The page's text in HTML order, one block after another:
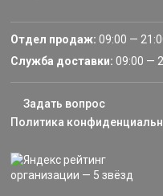
Отдел продаж: 09:00 —
Служба доставки: 09:00 —
Задать вопрос
Политика